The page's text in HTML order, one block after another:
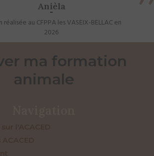
Anièla
réalisée au CFPPA les VASEIX-BELLAC en
2026
ma formation
animale